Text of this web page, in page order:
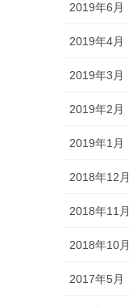
2019年6月
2019年4月
2019年3月
2019年2月
2019年1月
2018年12月
2018年11月
2018年10月
2017年5月